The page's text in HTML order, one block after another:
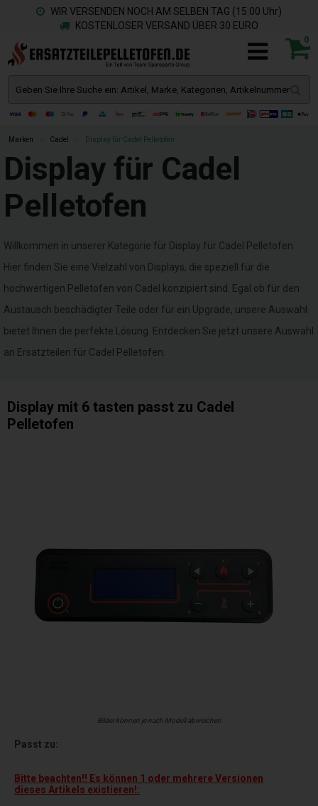
WIR VERSENDEN NOCH AM SELBEN TAG (15.00 Uhr)
KOSTENLOSER VERSAND ÜBER 30 EURO
0
Marken Cadel Display für Cadel Pelletofen
Display für Cadel
Pelletofen
Willkommen in unserer Kategorie für Display für Cadel Pelletofen.
Hier finden Sie eine Vielzahl von Displays, die speziell für die
hochwertigen Pelletofen von Cadel konzipiert sind. Egal ob für den
Austausch beschädigter Teile oder für ein Upgrade, unsere Auswahl
bietet Ihnen die perfekte Lösung. Entdecken Sie jetzt unsere Auswahl
an Ersatzteilen für Cadel Pelletofen.
Display mit 6 tasten passt zu Cadel
Pelletofen
Bilder können je nach Modell abweichen
Passt zu:
Bitte beachten!! Es können 1 oder mehrere Versionen
dieses Artikels existieren!: